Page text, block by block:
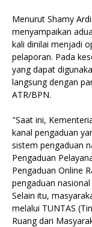
Menurut Shamy
menyampaikan
kali dinilai menjadi
pelaporan. Pada
yang dapat
langsung dengan
ATR/BPN.
"Saat ini,
kanal pengaduan
sistem pengaduan
Pengaduan
Pengaduan Online
pengaduan
Selain itu,
melalui TUNTAS
Ruang dari